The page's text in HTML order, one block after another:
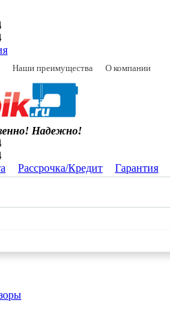
Наши преимущества О компании
Надежно!
Рассрочка/Кредит Гарантия